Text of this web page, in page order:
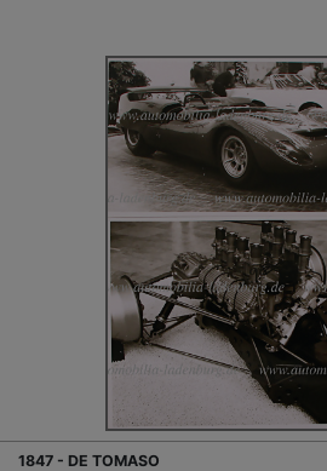
1847 - DE TOMASO